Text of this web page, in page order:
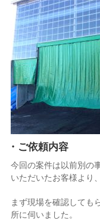
・ご依頼内容
今回の案件は以前別の
いただいたお客様より
まず現場を確認しても
所に伺いました。